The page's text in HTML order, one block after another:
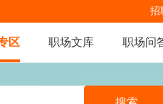
招
区 职场文库 职场问